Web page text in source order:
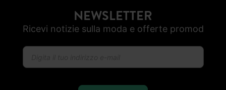
NEWSLETTER
Ricevi notizie sulla moda e offerte promod